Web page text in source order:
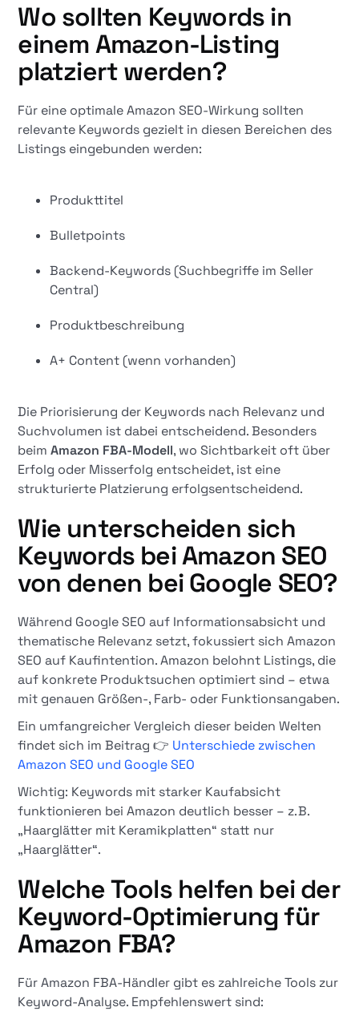
Wo sollten Keywords in
einem Amazon-Listing
platziert werden?
Für eine optimale Amazon SEO-Wirkung sollten
relevante Keywords gezielt in diesen Bereichen des
Listings eingebunden werden:
Produkttitel
Bulletpoints
Backend-Keywords (Suchbegriffe im Seller
Central)
Produktbeschreibung
A+ Content (wenn vorhanden)
Die Priorisierung der Keywords nach Relevanz und
Suchvolumen ist dabei entscheidend. Besonders
beimAmazon FBA-Modell, wo Sichtbarkeit oft über
Erfolg oder Misserfolg entscheidet, ist eine
strukturierte Platzierung erfolgsentscheidend.
Wie unterscheiden sich
Keywords bei Amazon SEO
von denen bei Google SEO?
Während Google SEO auf Informationsabsicht und
thematische Relevanz setzt, fokussiert sich Amazon
SEO auf Kaufintention. Amazon belohnt Listings, die
auf konkrete Produktsuchen optimiert sind – etwa
mit genauen Größen-, Farb- oder Funktionsangaben.
Ein umfangreicher Vergleich dieser beiden Welten
findet sich im Beitrag 👉 Unterschiede zwischen
Amazon SEO und Google SEO
Wichtig: Keywords mit starker Kaufabsicht
funktionieren bei Amazon deutlich besser – z. B.
„Haarglätter mit Keramikplatten“ statt nur
„Haarglätter“.
Welche Tools helfen bei der
Keyword-Optimierung für
Amazon FBA?
Für Amazon FBA-Händler gibt es zahlreiche Tools zur
Keyword-Analyse. Empfehlenswert sind: